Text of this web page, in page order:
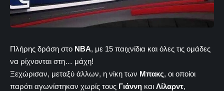
Πλήρης δράση στο NBA, με 15 παιχνίδια και όλες τις ομάδες
να ρίχνονται στη… μάχη!
Ξεχώρισαν, μεταξύ άλλων, η νίκη των Μπακς, οι οποίοι
παρότι αγωνίστηκαν χωρίς τους Γιάννη και Λίλαρντ,